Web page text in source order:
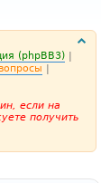
(phpBB3) |
|
если на
получить